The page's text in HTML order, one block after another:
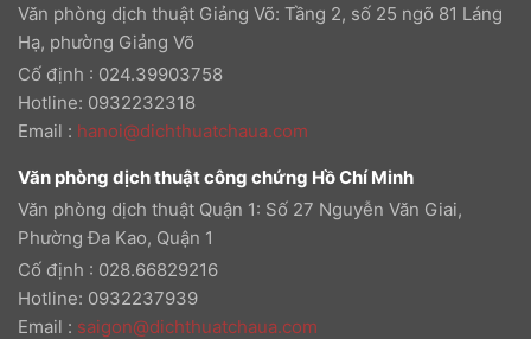
Văn phòng dịch thuật Giảng Võ: Tầng 2, số 25 ngõ 81 Láng
Hạ, phường Giảng Võ
Cố định : 024.39903758
Hotline: 0932232318
Email : hanoi@dichthuatchaua.com
Văn phòng dịch thuật công chứng Hồ Chí Minh
Văn phòng dịch thuật Quận 1: Số 27 Nguyễn Văn Giai,
Phường Đa Kao, Quận 1
Cố định : 028.66829216
Hotline: 0932237939
Email : saigon@dichthuatchaua.com